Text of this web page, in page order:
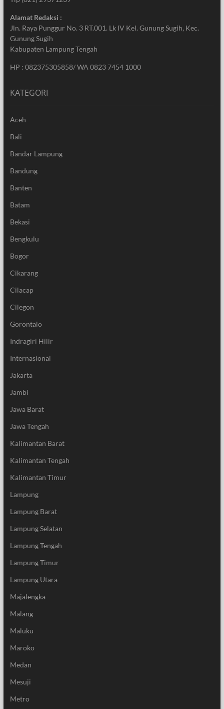
Alamat Redaksi :
Jln. Raya Punggur No. 3 RT.001. Lk IV Kel. Gunung Sugih, Kec.
Gunung Sugih
Kabupaten Lampung Tengah
HP : 082375305858/ WA 0823 7454 1000
KATEGORI
Aceh
Bali
Bandar Lampung
Bandung
Banten
Batam
Bekasi
Bengkulu
Bogor
Cikarang
Cilacap
Cilegon
Gorontalo
Indragiri Hilir
Internasional
Jakarta
Jambi
Jawa Barat
Jawa Tengah
Kalimantan Barat
Kalimantan Tengah
Kalimantan Timur
Lampung
Lampung Barat
Lampung Selatan
Lampung Tengah
Lampung Timur
Lampung Utara
Majalengka
Malang
Maluku
Maroko
Medan
Mesuji
Metro